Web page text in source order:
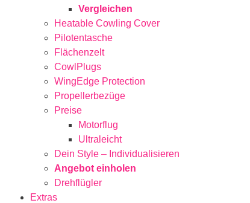
Vergleichen
Heatable Cowling Cover
Pilotentasche
Flächenzelt
CowlPlugs
WingEdge Protection
Propellerbezüge
Preise
Motorflug
Ultraleicht
Dein Style – Individualisieren
Angebot einholen
Drehflügler
Extras